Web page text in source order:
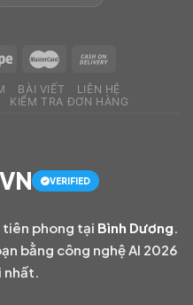
BÀI VIẾT
LIÊN HỆ
KIỂM TRA ĐƠN HÀNG
VERIFIED
tiên phong tại Bình Dương.
bằng công nghệ AI 2026
nhất.